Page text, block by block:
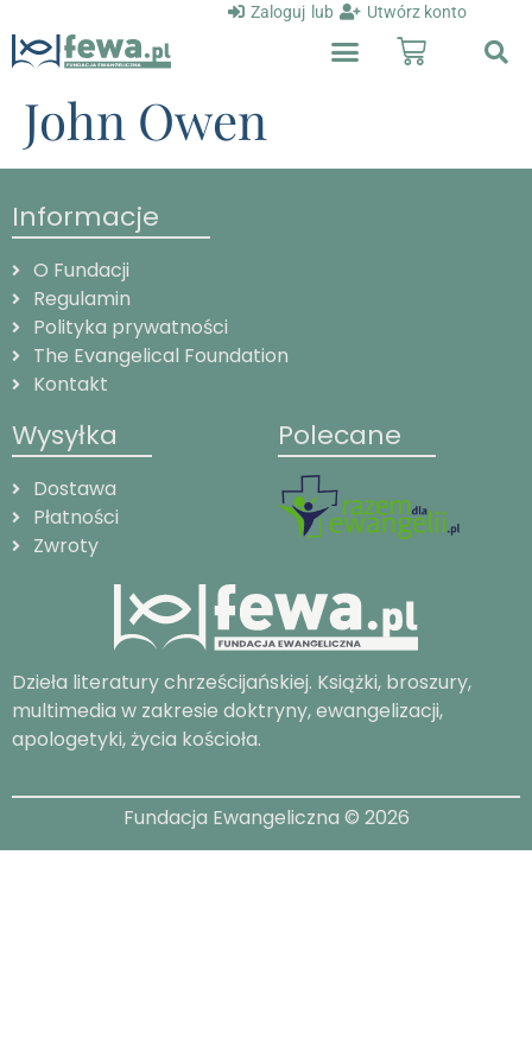
Zaloguj lub Utwórz konto
John Owen
Informacje
O Fundacji
Regulamin
Polityka prywatności
The Evangelical Foundation
Kontakt
Wysyłka
Dostawa
Płatności
Zwroty
Polecane
Dzieła literatury chrześcijańskiej. Książki, broszury,
multimedia w zakresie doktryny, ewangelizacji,
apologetyki, życia kościoła.
Fundacja Ewangeliczna © 2026